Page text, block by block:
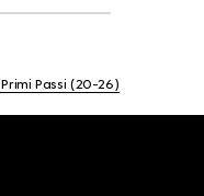
Primi Passi (20-26)